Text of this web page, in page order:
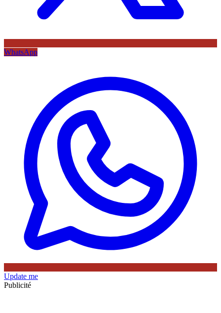
WhatsApp
Update me
Publicité